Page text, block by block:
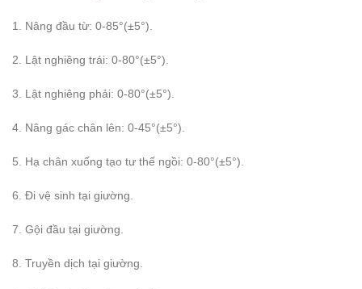
1. Nâng đầu từ: 0-85°(±5°).
2. Lật nghiêng trái: 0-80°(±5°).
3. Lật nghiêng phải: 0-80°(±5°).
4. Nâng gác chân lên: 0-45°(±5°).
5. Hạ chân xuống tạo tư thế ngồi: 0-80°(±5°).
6. Đi vệ sinh tại giường.
7. Gội đầu tại giường.
8. Truyền dịch tại giường.